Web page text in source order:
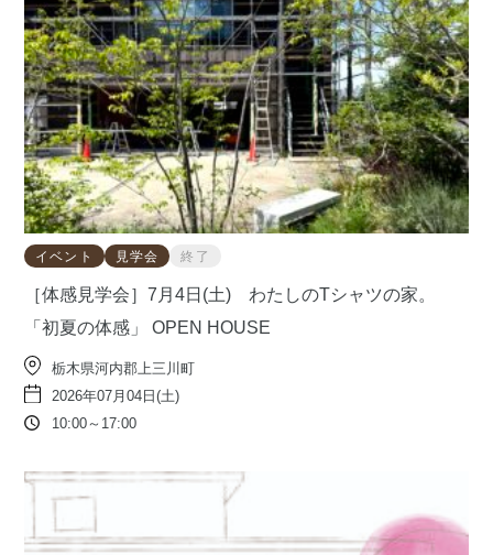
イベント 見学会 終了
［体感見学会］7月4日(土) わたしのTシャツの家。
「初夏の体感」 OPEN HOUSE
栃木県河内郡上三川町
2026年07月04日(土)
10:00～17:00